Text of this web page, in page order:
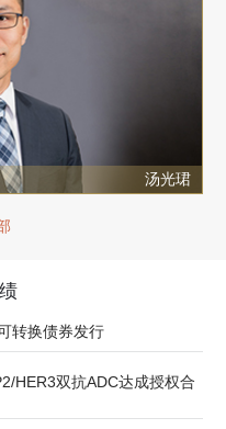
汤光珺
转换债券发行
HER3双抗ADC达成授权合